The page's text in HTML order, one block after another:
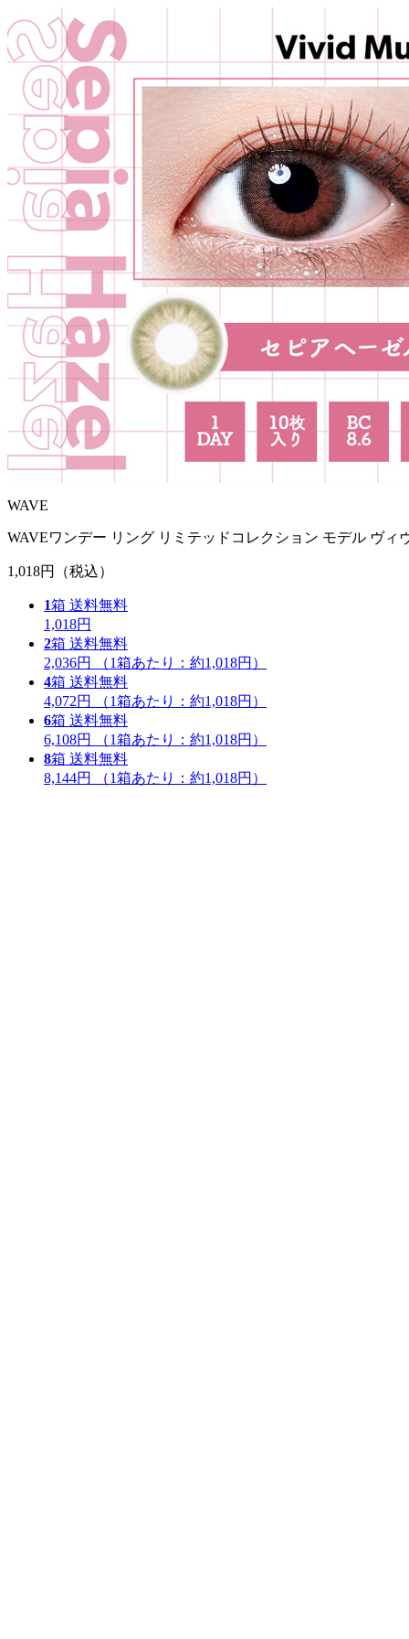
WAVE
WAVEワンデー リング リミテッドコレクション モデル ヴィ
1,018円 （税込）
1箱 送料無料
1,018円
2箱 送料無料
2,036円
（1箱あたり： 約1,018円 ）
4箱 送料無料
4,072円
（1箱あたり： 約1,018円 ）
6箱 送料無料
6,108円
（1箱あたり： 約1,018円 ）
8箱 送料無料
8,144円
（1箱あたり： 約1,018円 ）